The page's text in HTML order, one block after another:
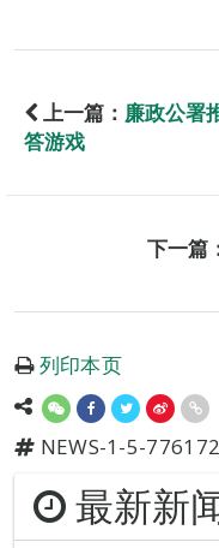
上一篇： 廉政公署
答游戏
下一篇
列印本页
NEWS-1-5-776172
最新新